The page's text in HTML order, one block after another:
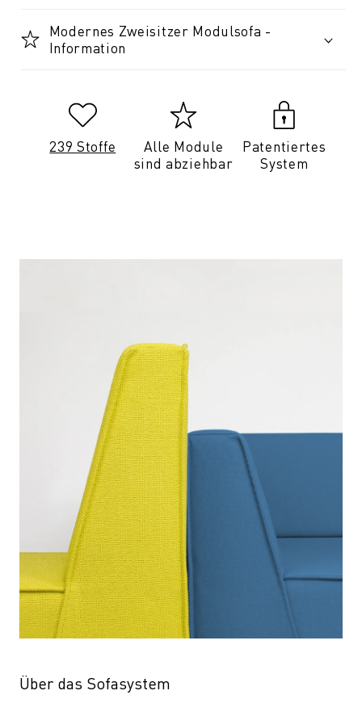
Modernes Zweisitzer Modulsofa -
Information
239 Stoffe
Alle Module
sind abziehbar
Patentiertes
System
Über das Sofasystem